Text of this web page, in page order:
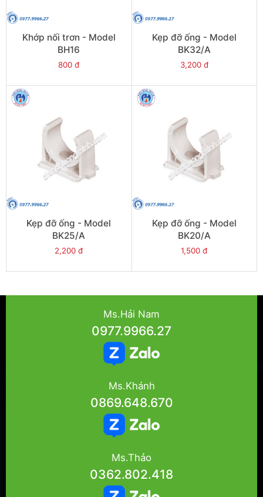
Khớp nối trơn - Model
BH16
800 đ
Kẹp đỡ ống - Model
BK32/A
3,200 đ
Kẹp đỡ ống - Model
BK25/A
2,200 đ
Kẹp đỡ ống - Model
BK20/A
1,500 đ
Ms.Hải Nam
0977.9966.27
Ms.Khánh
0869.648.670
Ms.Thảo
0362.802.418